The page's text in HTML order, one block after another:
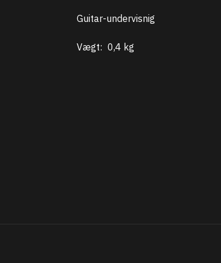
Guitar-undervisnig
Vægt: 0,4 kg